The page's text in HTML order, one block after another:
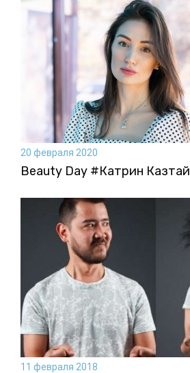
20 февраля 2020
Beauty Day #Катрин Казтай
11 февраля 2018